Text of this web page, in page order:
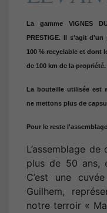
La gamme VIGNES
PRESTIGE. Il s'agit
100 % recyclable et dont
de 100 km de la propriété.
La bouteille utilisée est
ne mettons plus de
Pour le reste
L’assemblage
plus de 50 ans,
C’est une
Guilhem,
notre terroir «